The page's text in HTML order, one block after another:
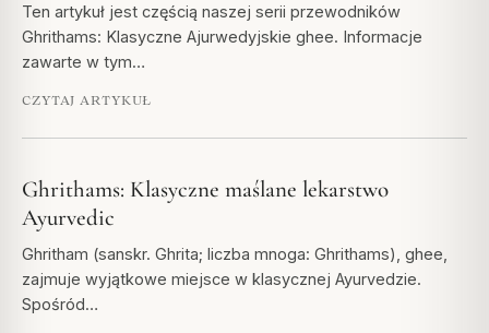
Ten artykuł jest częścią naszej serii przewodników
Ghrithams: Klasyczne Ajurwedyjskie ghee. Informacje
zawarte w tym…
CZYTAJ ARTYKUŁ
Ghrithams: Klasyczne maślane lekarstwo
Ayurvedic
Ghritham (sanskr. Ghrita; liczba mnoga: Ghrithams), ghee,
zajmuje wyjątkowe miejsce w klasycznej Ayurvedzie.
Spośród…